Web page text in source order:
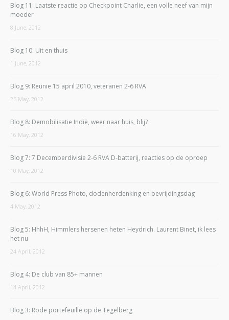
Blog 11: Laatste reactie op Checkpoint Charlie, een volle neef van mijn
moeder
8 June, 2012
Blog 10: Uit en thuis
1 June, 2012
Blog 9: Reünie 15 april 2010, veteranen 2-6 RVA
25 May, 2012
Blog 8: Demobilisatie Indië, weer naar huis, blij?
16 May, 2012
Blog 7: 7 Decemberdivisie 2-6 RVA D-batterij, reacties op de oproep
10 May, 2012
Blog 6: World Press Photo, dodenherdenking en bevrijdingsdag
4 May, 2012
Blog 5: HhhH, Himmlers hersenen heten Heydrich. Laurent Binet, ik lees
het nu
24 April, 2012
Blog 4: De club van 85+ mannen
14 April, 2012
Blog 3: Rode portefeuille op de Tegelberg